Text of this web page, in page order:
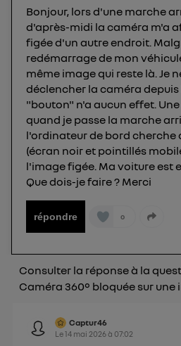
Bonjour, lors d'une marche
d'après-midi la caméra m'a
figée d'un autre endroit.
redémarrage de mon
même image qui reste là. Je
déclencher la caméra
"bouton" n'a aucun effet.
quand je passe la marche
l'ordinateur de bord cherche
(écran noir et pointillés
l'image figée. Ma voiture est
Que dois-je faire ? Merci
répondre 0
Consulter la réponse à la
Caméra 360° bloquée sur une
Captur46
Le14 mai 2026à 07:02
Elle utilise un identifiant créé
télécom basé sur votre
de votre contrat internet
L'identifiant est associé à
internet. Ainsi, toutes les
même connexion et ayant
attribuer le même
Pour uneconnexion foyer (ex : Wi-Fi),
sur la navigation des membres du
Pour uneconnexion mobile, la
uniquement sur la navigation de
Vous pouvez à tout
consentement surle portail
Politique d'information
personnelles